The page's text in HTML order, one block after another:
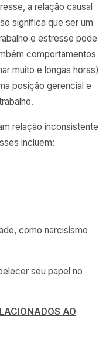
a relação causal
significa que ser um
e estresse pode
comportamentos
muito e longas horas)
posição gerencial e
relação inconsistente
incluem:
como narcisismo
seu papel no
AO